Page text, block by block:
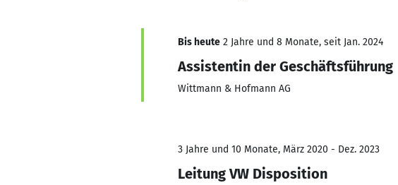
Bis heute 2 Jahre und 8 Monate, seit Jan. 2024
Assistentin der Geschäftsführung
Wittmann & Hofmann AG
3 Jahre und 10 Monate, März 2020 - Dez. 2023
Leitung VW Disposition